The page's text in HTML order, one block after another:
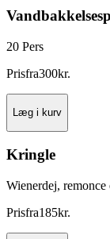
20 Pers
Prisfra300kr.
Læg i kurv
Kringle
Wienerdej, remonce
Prisfra185kr.